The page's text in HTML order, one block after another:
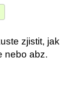
zjistit, jak
nebo abz.